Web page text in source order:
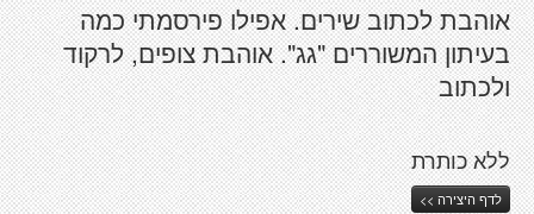
אוהבת לכתוב שירים. אפילו פירסמתי כמה
בעיתון המשוררים "גג". אוהבת צופים, לרקוד
ולכתוב
ללא כותרת
לדף היצירה >>